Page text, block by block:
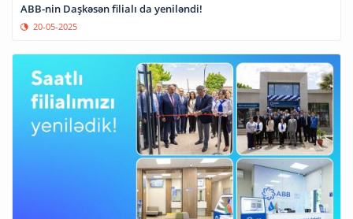
ABB-nin Daşkəsən filialı da yeniləndi!
20-05-2025